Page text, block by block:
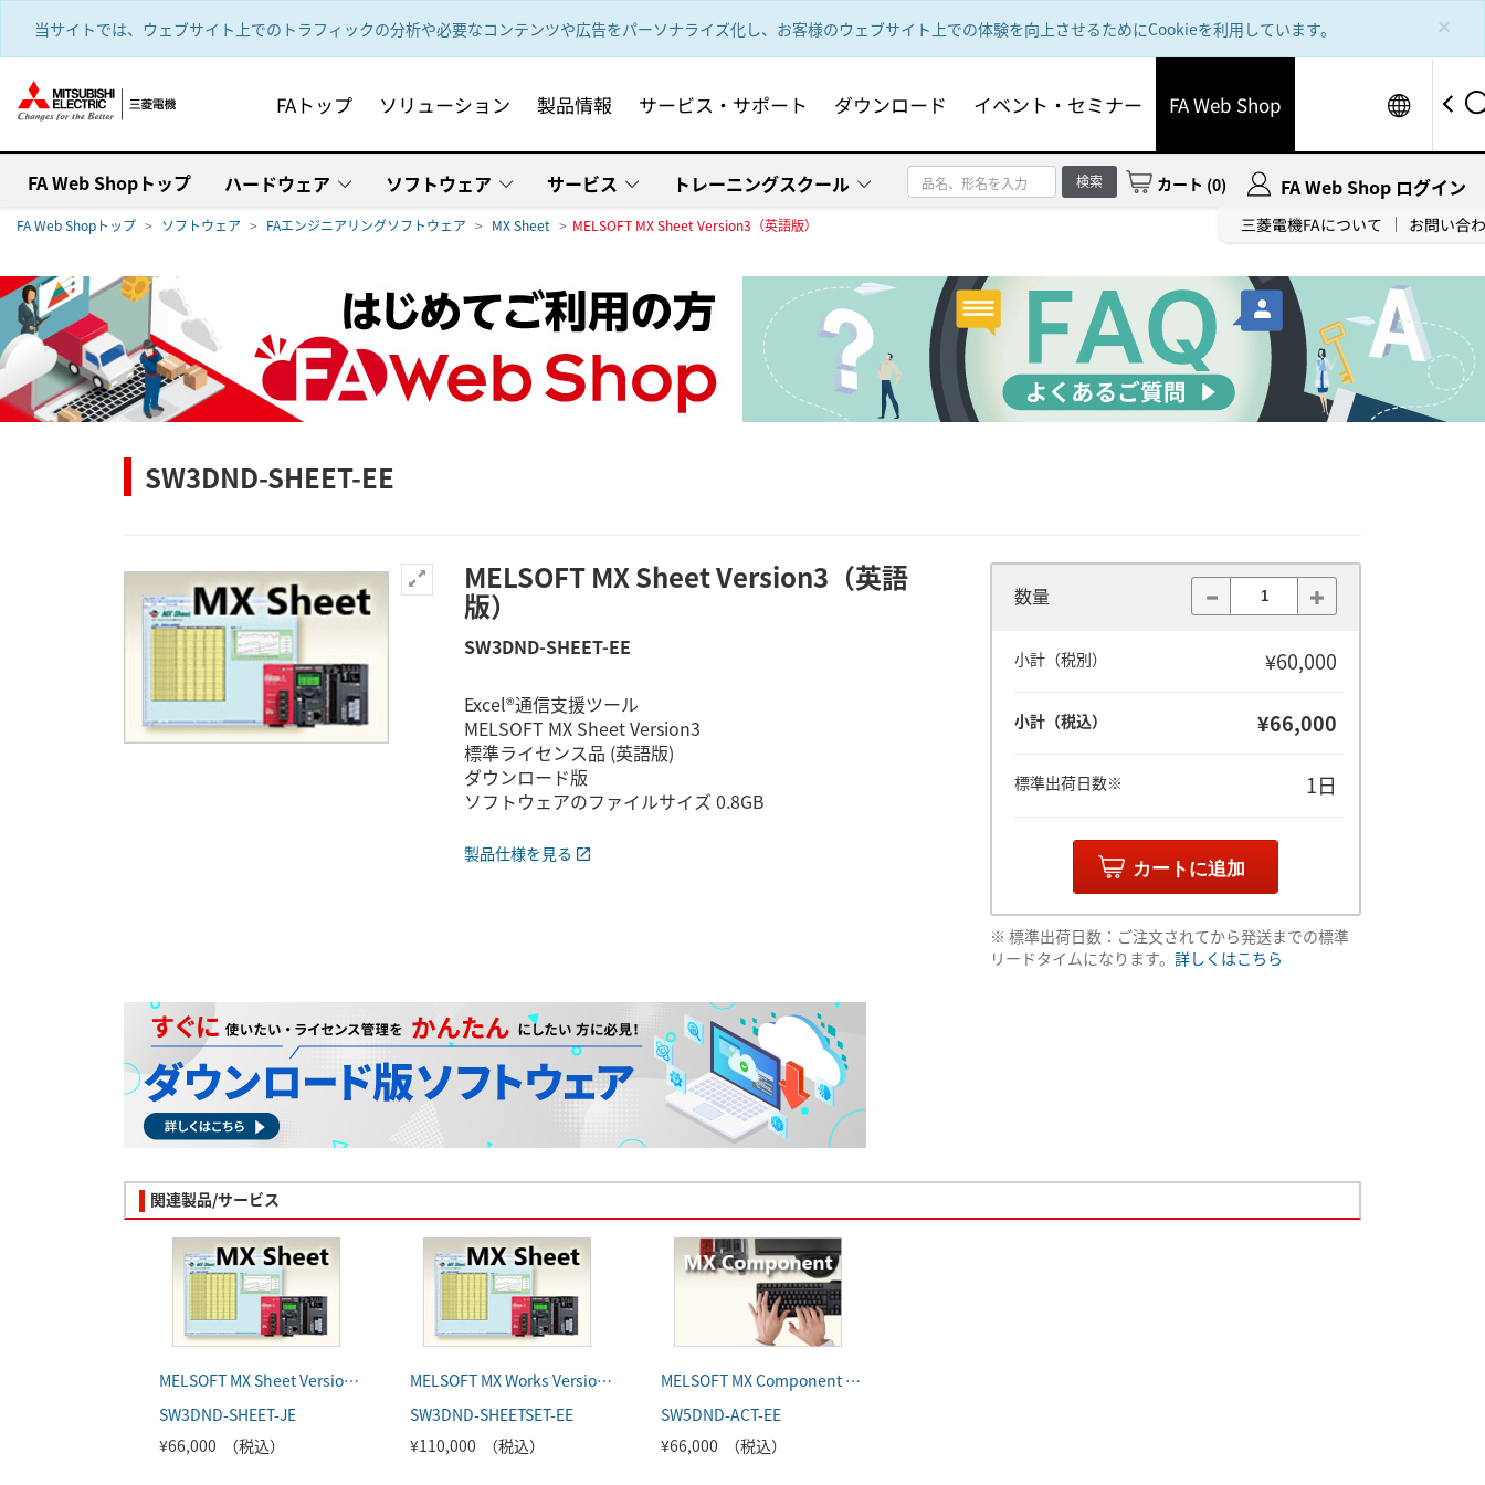
×
当サイトでは、ウェブサイト上でのトラフィックの分析や必要なコンテンツや広告をパーソナライズ化し、お客様のウェブサイト上での体験を向上させるためにCookieを利用しています。
FAトップ ソリューション 製品情報 サービス・サポート ダウンロード イベント・セミナー FA Web Shop
三菱電機FAについて お問い合
FA Web Shopトップ ハードウェア ソフトウェア サービス トレーニングスクール 検索 カート (0) FA Web Shop ログイン
FA Web Shopトップ ソフトウェア FAエンジニアリングソフトウェア MX Sheet MELSOFT MX Sheet Version3（英語版）
SW3DND-SHEET-EE
MELSOFT MX Sheet Version3（英語
版）
SW3DND-SHEET-EE
Excel®通信支援ツール
MELSOFT MX Sheet Version3
標準ライセンス品 (英語版)
ダウンロード版
ソフトウェアのファイルサイズ 0.8GB
製品仕様を見る
数量
小計（税別） ¥60,000
小計（税込） ¥66,000
標準出荷日数※ 1日
カートに追加
※ 標準出荷日数：ご注文されてから発送までの標準
リードタイムになります。 詳しくはこちら
関連製品/サービス
MELSOFT MX Sheet Version3（日本語版）
SW3DND-SHEET-JE
¥66,000 （税込）
MELSOFT MX Works Version3（英語版）
SW3DND-SHEETSET-EE
¥110,000 （税込）
MELSOFT MX Component Version5（英語版）
SW5DND-ACT-EE
¥66,000 （税込）